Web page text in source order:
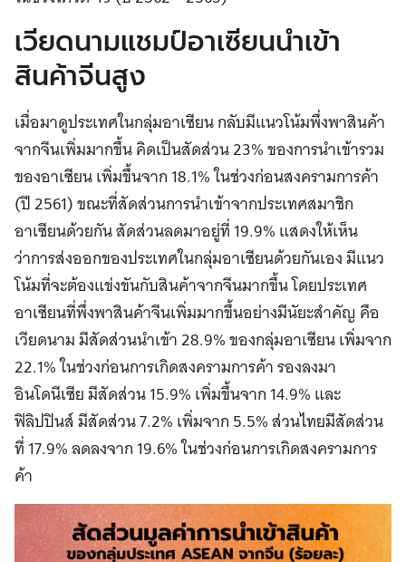
เวียดนามแชมป์อาเซียนนำเข้า
สินค้าจีนสูง
เมื่อมาดูประเทศในกลุ่มอาเซียน กลับมีแนวโน้มพึ่งพาสินค้า
จากจีนเพิ่มมากขึ้น คิดเป็นสัดส่วน 23% ของการนำเข้ารวม
ของอาเซียน เพิ่มขึ้นจาก 18.1% ในช่วงก่อนสงครามการค้า
(ปี 2561) ขณะที่สัดส่วนการนำเข้าจากประเทศสมาชิก
อาเซียนด้วยกัน สัดส่วนลดมาอยู่ที่ 19.9% แสดงให้เห็น
ว่าการส่งออกของประเทศในกลุ่มอาเซียนด้วยกันเอง มีแนว
โน้มที่จะต้องแข่งขันกับสินค้าจากจีนมากขึ้น โดยประเทศ
อาเซียนที่พึ่งพาสินค้าจีนเพิ่มมากขึ้นอย่างมีนัยะสำคัญ คือ
เวียดนาม มีสัดส่วนนำเข้า 28.9% ของกลุ่มอาเซียน เพิ่มจาก
22.1% ในช่วงก่อนการเกิดสงครามการค้า รองลงมา
อินโดนีเซีย มีสัดส่วน 15.9% เพิ่มขึ้นจาก 14.9% และ
ฟิลิปปินส์ มีสัดส่วน 7.2% เพิ่มจาก 5.5% ส่วนไทยมีสัดส่วน
ที่ 17.9% ลดลงจาก 19.6% ในช่วงก่อนการเกิดสงครามการ
ค้า